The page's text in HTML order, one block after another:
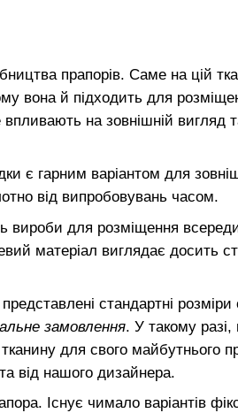
прапорів. Саме на цій
вона й підходить для
на зовнішній вигляд
є гарним варіантом для
від випробовувань часом.
вироби для розміщення
матеріал виглядає досить
стандартні розміри
замовлення. У такому
для свого майбутнього
від нашого дизайнера.
Існує чимало варіантів